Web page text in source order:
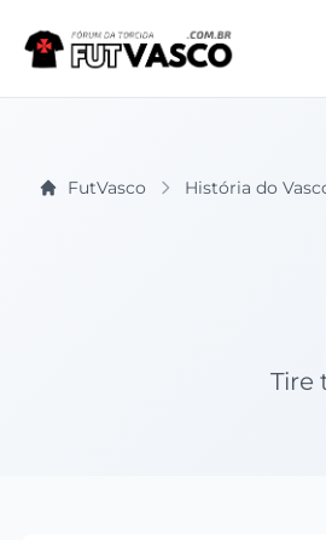
FutVasco História do
Tire